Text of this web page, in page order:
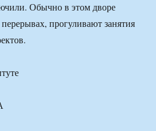
Обычно в этом дворе
прогуливают занятия